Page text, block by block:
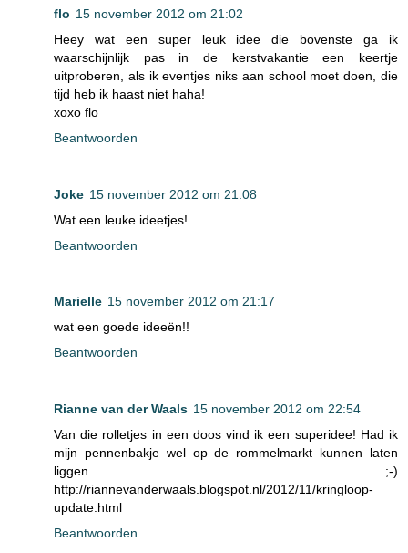
flo 15 november 2012 om 21:02
Heey wat een super leuk idee die bovenste ga ik
waarschijnlijk pas in de kerstvakantie een keertje
uitproberen, als ik eventjes niks aan school moet doen, die
tijd heb ik haast niet haha!
xoxo flo
Beantwoorden
Joke 15 november 2012 om 21:08
Wat een leuke ideetjes!
Beantwoorden
Marielle 15 november 2012 om 21:17
wat een goede ideeën!!
Beantwoorden
Rianne van der Waals 15 november 2012 om 22:54
Van die rolletjes in een doos vind ik een superidee! Had ik
mijn pennenbakje wel op de rommelmarkt kunnen laten
liggen ;-)
http://riannevanderwaals.blogspot.nl/2012/11/kringloop-
update.html
Beantwoorden